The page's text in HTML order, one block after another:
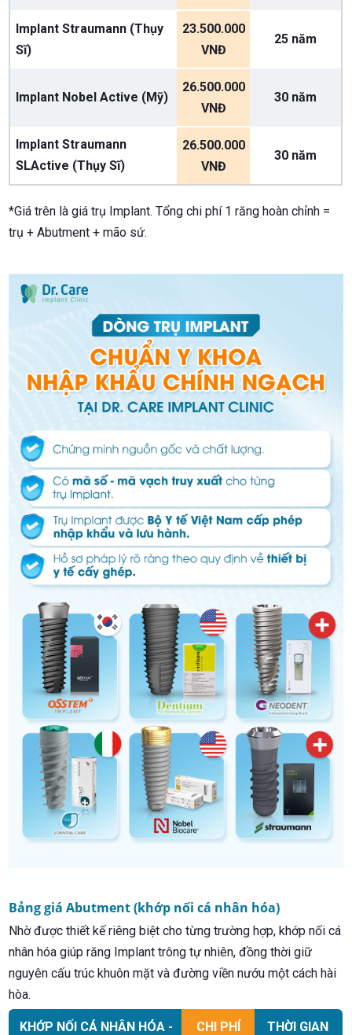
Implant Straumann (Thụy
Sĩ)
23.500.000
VNĐ
25 năm
Implant Nobel Active (Mỹ)
26.500.000
VNĐ
30 năm
Implant Straumann
SLActive (Thụy Sĩ)
26.500.000
VNĐ
30 năm
*Giá trên là giá trụ Implant. Tổng chi phí 1 răng hoàn chỉnh =
trụ + Abutment + mão sứ.
Bảng giá Abutment (khớp nối cá nhân hóa)
Nhờ được thiết kế riêng biệt cho từng trường hợp, khớp nối cá
nhân hóa giúp răng Implant trông tự nhiên, đồng thời giữ
nguyên cấu trúc khuôn mặt và đường viền nướu một cách hài
hòa.
KHỚP NỐI CÁ NHÂN HÓA -
CHI PHÍ
THỜI GIAN